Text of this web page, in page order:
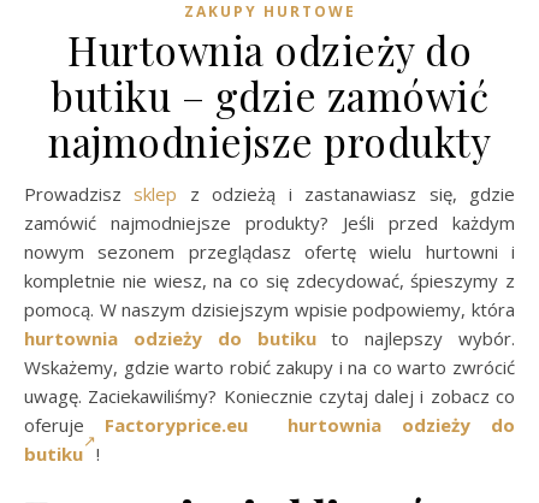
ZAKUPY HURTOWE
Hurtownia odzieży do
butiku – gdzie zamówić
najmodniejsze produkty
Prowadzisz sklep z odzieżą i zastanawiasz się, gdzie
zamówić najmodniejsze produkty? Jeśli przed każdym
nowym sezonem przeglądasz ofertę wielu hurtowni i
kompletnie nie wiesz, na co się zdecydować, śpieszymy z
pomocą. W naszym dzisiejszym wpisie podpowiemy, która
hurtownia odzieży do butikuto najlepszy wybór.
Wskażemy, gdzie warto robić zakupy i na co warto zwrócić
uwagę. Zaciekawiliśmy? Koniecznie czytaj dalej i zobacz co
oferuje Factoryprice.eu hurtownia odzieży do
butiku !